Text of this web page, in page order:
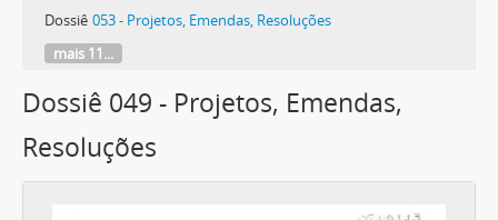
Dossiê 053 - Projetos, Emendas, Resoluções
mais 11...
Dossiê 049 - Projetos, Emendas,
Resoluções